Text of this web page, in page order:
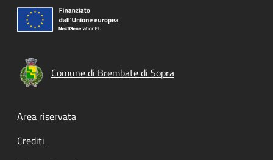
Comune di Brembate di Sopra
Footer menu
Area riservata
Crediti